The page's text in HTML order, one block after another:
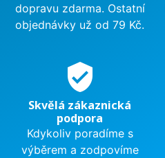
dopravu zdarma. Ostatní
objednávky už od 79 Kč.
verified_user
Skvělá zákaznická
podpora
Kdykoliv poradíme s
výběrem a zodpovíme